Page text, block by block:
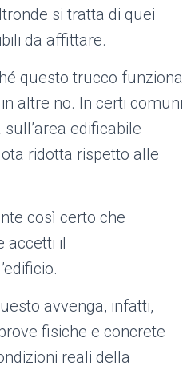
si tratta di quei
da affittare.
questo trucco funziona
altre no. In certi comuni
edificabile
ridotta rispetto alle
così certo che
accetti il
avvenga, infatti,
fisiche e concrete
reali della